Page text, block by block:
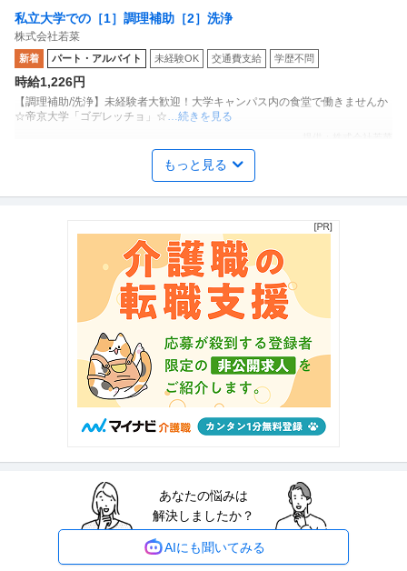
私立大学での［1］調理補助［2］洗浄
株式会社若菜
新着 パート・アルバイト 未経験OK 交通費支給 学歴不問
時給1,226円
【調理補助/洗浄】未経験者大歓迎！大学キャンパス内の食堂で働きませんか
☆帝京大学「ゴデレッチョ」☆…続きを見る
採用率99%／日勤・夜勤アリ／副業もOK／不定期勤務OK／やる
気さえあればどなたでも即採用です
株式会社ピアレス
交通誘導警備 ★業績好調によりスタッフ大量募集中★ ピアレスの警備は…
年齢・経験不問／高収入／即
…続きを見る
提供：セキュリティワーク
梱包スタッフ／「座り＆手作業中心」香水shopの梱包スタッフ
副業OK 週1日からOK 1日1時間からOK
Ａｌｌｅｙ株式会社
パート・アルバイト 学歴不問
香りを楽しめる香りのECショップです。 フルボトル購入前に香りを試したい
方や、流行りの香水を少量ず …続きを見る
労務事務 月80時間自由シフト フルフレックス リモート可 主婦活
Takeoffer会計事務所
主婦・主夫歓迎
時給1,300円〜1,600円
もっと見る
あなたの悩みは
解決しましたか？
AIにも聞いてみる